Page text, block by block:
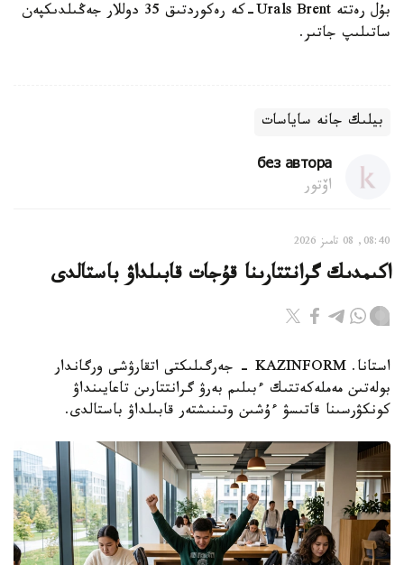
بۇل رەتتە Urals Brent-كە رەكوردتىق 35 دوللار جەڭىلدىكپەن
ساتىلىپ جاتىر.
بيلىك جانە ساياسات
без автора
اۆتور
08:40, 08 تامىز 2026
اكىمدىك گرانتتارىنا قۇجات قابىلداۋ باستالدى
استانا. KAZINFORM - جەرگىلىكتى اتقارۋشى ورگاندار
بولەتىن مەملەكەتتىك ءبىلىم بەرۋ گرانتتارىن تاعايىنداۋ
كونكۋرسىنا قاتىسۋ ءۇشىن وتىنىشتەر قابىلداۋ باستالدى.